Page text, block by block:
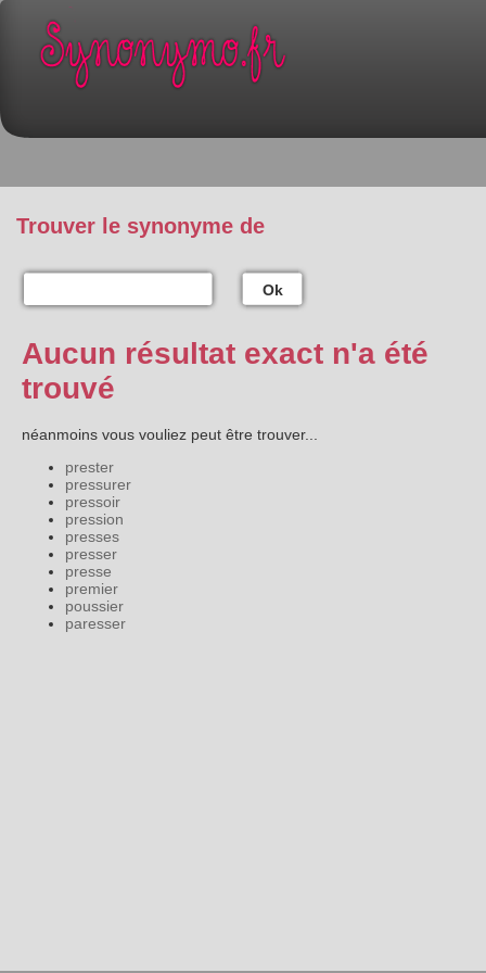
Trouver le synonyme de
Ok
Aucun résultat exact n'a été
trouvé
néanmoins vous vouliez peut être trouver...
prester
pressurer
pressoir
pression
presses
presser
presse
premier
poussier
paresser